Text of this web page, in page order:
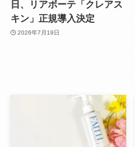
日、リアボーテ「クレアス
キン」正規導入決定
2026年7月19日